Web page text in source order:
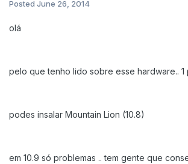
Posted June 26, 2014
olá
pelo que tenho lido sobre esse hardware.. 1
podes insalar Mountain Lion (10.8)
em 10.9 só problemas .. tem gente que